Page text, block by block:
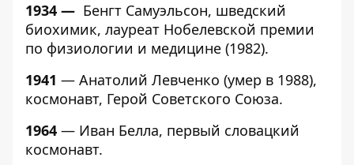
1934 — Бенгт Самуэльсон, шведский
биохимик, лауреат Нобелевской премии
по физиологии и медицине (1982).
1941 — Анатолий Левченко (умер в 1988),
космонавт, Герой Советского Союза.
1964 — Иван Белла, первый словацкий
космонавт.